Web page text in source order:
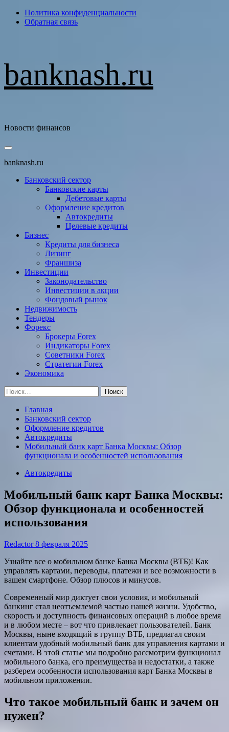
ПерейтиПолитика конфиденциальности
Обратная связь
banknash.ru
Новости финансов
Основное
меню
banknash.ru
Банковский сектор
Банковские карты
Дебетовые карты
Оформление кредитов
Автокредиты
Целевые кредиты
Бизнес
Кредиты для бизнеса
Лизинг
Франшиза
Инвестиции
Законодательство
Инвестиции в акции
Фондовый рынок
Недвижимость
Тендеры
Форекс
Брокеры Forex
Индикаторы Forex
Советники Forex
Стратегии Forex
Экономика
Найти:
Главная
Банковский сектор
Оформление кредитов
Автокредиты
Мобильный банк карт Банка Москвы: Обзор
функционала и особенностей использования
Автокредиты
Мобильный банк карт Банка Москвы:
Обзор функционала и особенностей
использования
Redactor8 февраля 2025
Узнайте все о мобильном банке Банка Москвы (ВТБ)! Как
управлять картами, переводы, платежи и все возможности в
вашем смартфоне. Обзор плюсов и минусов.
Современный мир диктует свои условия, и мобильный
банкинг стал неотъемлемой частью нашей жизни. Удобство,
скорость и доступность финансовых операций в любое время
и в любом месте – вот что привлекает пользователей. Банк
Москвы, ныне входящий в группу ВТБ, предлагал своим
клиентам удобный мобильный банк для управления картами и
счетами. В этой статье мы подробно рассмотрим функционал
мобильного банка, его преимущества и недостатки, а также
разберем особенности использования карт Банка Москвы в
мобильном приложении.
Что такое мобильный банк и зачем он
нужен?